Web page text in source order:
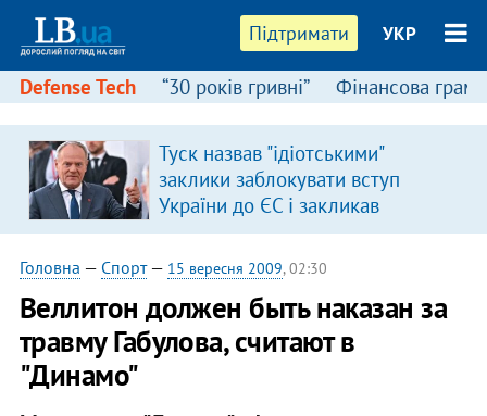
Підтримати УКР
Defense Tech “30 років гривні” Фінансова
Туск назвав "ідіотськими"
заклики заблокувати вступ
України до ЄС і закликав
припинити антиукраїнську
риторику
Головна — Спорт— 15 вересня 2009, 02:30
Веллитон должен быть наказан за
травму Габулова, считают в
"Динамо"